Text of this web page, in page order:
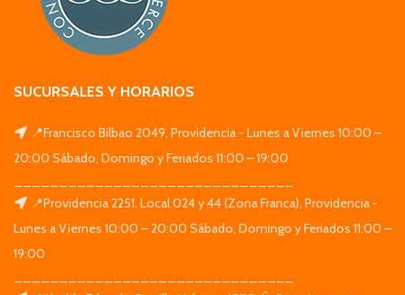
SUCURSALES Y HORARIOS
📍Francisco Bilbao 2049, Providencia - Lunes a Viernes 10:00 –
20:00 Sábado, Domingo y Feriados 11:00 – 19:00
📍Providencia 2251. Local 024 y 44 (Zona Franca), Providencia -
Lunes a Viernes 10:00 – 20:00 Sábado, Domingo y Feriados 11:00 –
19:00